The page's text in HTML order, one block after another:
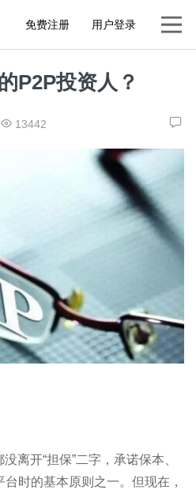
免费注册 用户登录
P2P投资人？
13442
开“担保”二字，承诺保本、
时的基本原则之一。但现在，